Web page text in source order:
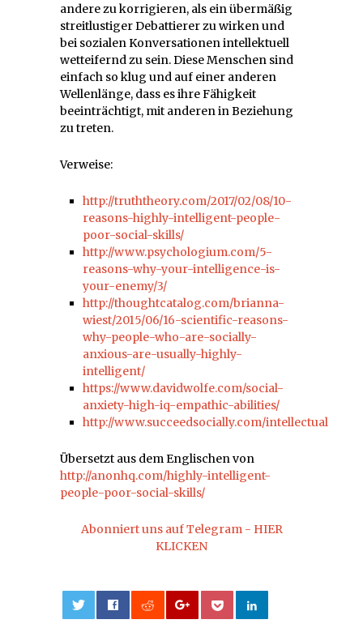
andere zu korrigieren, als ein übermäßig
streitlustiger Debattierer zu wirken und
bei sozialen Konversationen intellektuell
wetteifernd zu sein. Diese Menschen sind
einfach so klug und auf einer anderen
Wellenlänge, dass es ihre Fähigkeit
beeinträchtigt, mit anderen in Beziehung
zu treten.
Verweise:
http://truththeory.com/2017/02/08/10-
reasons-highly-intelligent-people-
poor-social-skills/
http://www.psychologium.com/5-
reasons-why-your-intelligence-is-
your-enemy/3/
http://thoughtcatalog.com/brianna-
wiest/2015/06/16-scientific-reasons-
why-people-who-are-socially-
anxious-are-usually-highly-
intelligent/
https://www.davidwolfe.com/social-
anxiety-high-iq-empathic-abilities/
http://www.succeedsocially.com/intellectual
Übersetzt aus dem Englischen von
http://anonhq.com/highly-intelligent-
people-poor-social-skills/
Abonniert uns auf Telegram - HIER
KLICKEN